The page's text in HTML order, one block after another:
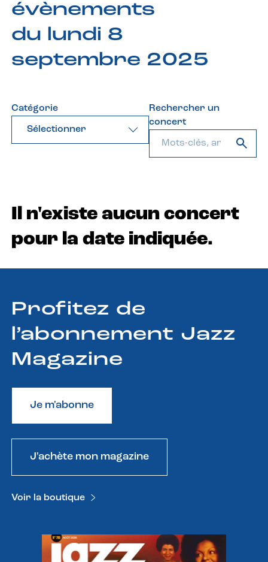
évènements
du lundi 8
septembre 2025
Catégorie
Sélectionner
Rechercher un
concert
Il n'existe aucun concert
pour la date indiquée.
Profitez de
l’abonnement Jazz
Magazine
Je m'abonne
J'achète mon magazine
Voir la boutique